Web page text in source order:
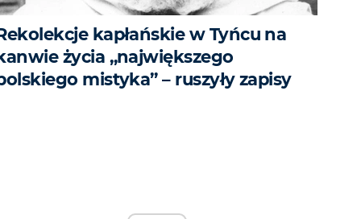
kapłańskie w Tyńcu na
życia „największego
mistyka” – ruszyły zapisy